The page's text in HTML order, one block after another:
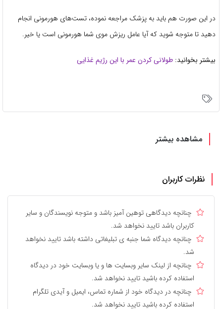
در این صورت هم باید به پزشک مراجعه نموده، تست‌های هورمونی انجام
دهید تا متوجه شوید که آیا عامل ریزش موی شما هورمونی است یا خیر.
بیشتر بخوانید: طولانی کردن عمر با این رژیم غذایی
مشاهده بیشتر
نظرات کاربران
چنانچه دیدگاهی توهین آمیز باشد و متوجه نویسندگان و سایر
کاربران باشد تایید نخواهد شد.
چنانچه دیدگاه شما جنبه ی تبلیغاتی داشته باشد تایید نخواهد
شد.
چنانچه از لینک سایر وبسایت ها و یا وبسایت خود در دیدگاه
استفاده کرده باشید تایید نخواهد شد.
چنانچه در دیدگاه خود از شماره تماس، ایمیل و آیدی تلگرام
استفاده کرده باشید تایید نخواهد شد.